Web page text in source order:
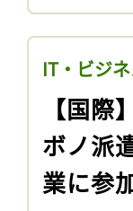
IT・ビジ
【国
ボノ派
業に参